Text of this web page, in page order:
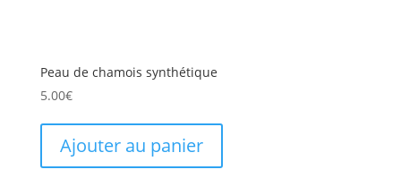
Peau de chamois synthétique
5.00€
Ajouter au panier